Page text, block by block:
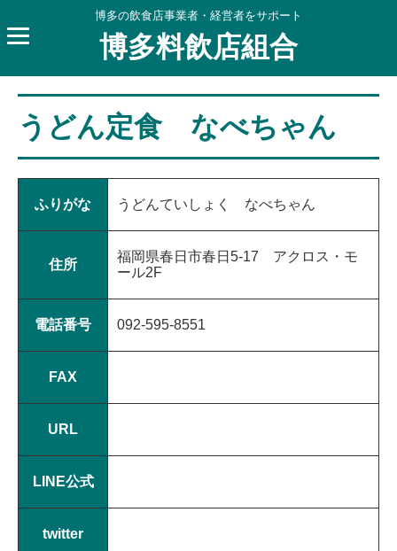
博多の飲食店事業者・経営者をサポート
博多料飲店組合
うどん定食 なべちゃん
ふりがな うどんていしょく なべちゃん
住所
福岡県春日市春日5-17 アクロス・モ
ール2F
電話番号 092-595-8551
FAX
URL
LINE公式
twitter